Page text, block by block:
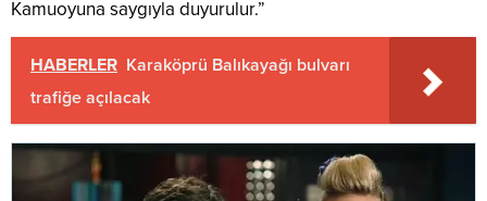
Kamuoyuna saygıyla duyurulur.”
HABERLER Karaköprü Balıkayağı bulvarı
trafiğe açılacak